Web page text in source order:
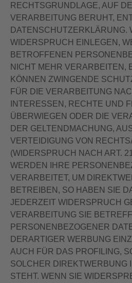
RECHTSGRUNDLAGE, AUF
VERARBEITUNG BERUHT,
DATENSCHUTZERKLÄRUNG.
WIDERSPRUCH EINLEGEN,
BETROFFENEN
NICHT MEHR VERARBEITEN,
KÖNNEN ZWINGENDE
FÜR DIE VERARBEITUNG
INTERESSEN, RECHTE UND
ÜBERWIEGEN ODER DIE
DER GELTENDMACHUNG,
VERTEIDIGUNG VON
(WIDERSPRUCH NACH ART.
WERDEN IHRE
VERARBEITET, UM
BETREIBEN, SO HABEN SIE
JEDERZEIT WIDERSPRUCH
VERARBEITUNG SIE
PERSONENBEZOGENER
DERARTIGER WERBUNG
AUCH FÜR DAS PROFILING,
SOLCHER DIREKTWERBUNG
STEHT. WENN SIE